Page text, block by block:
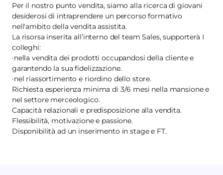
Per il nostro punto vendita, siamo alla ricerca di giovani
desiderosi di intraprendere un percorso formativo
nell'ambito della vendita assistita.
La risorsa inserita all’interno del team Sales, supporterà I
colleghi:
·nella vendita dei prodotti occupandosi della cliente e
garantendo la sua fidelizzazione.
·nel riassortimento e riordino dello store.
Richiesta esperienza minima di 3/6 mesi nella mansione e
nel settore merceologico.
Capacità relazionali e predisposizione alla vendita.
Flessibilità, motivazione e passione.
Disponibilità ad un inserimento in stage e FT.